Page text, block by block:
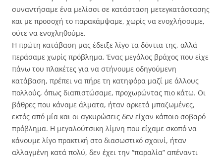
συναντήσαμε ένα μελίσσι σε κατάσταση μετεγκατάστασης
και με προσοχή το παρακάμψαμε, χωρίς να ενοχλήσουμε,
ούτε να ενοχληθούμε.
Η πρώτη κατάβαση μας έδειξε λίγο τα δόντια της, αλλά
περάσαμε χωρίς πρόβλημα. Ένας μεγάλος βράχος που είχε
πάνω του πλακέτες για να στήνουμε οδηγούμενη
κατάβαση, πρέπει να πήρε τη κατηφόρα μαζί με άλλους
πολλούς, όπως διαπιστώσαμε, προχωρώντας πιο κάτω. Οι
βάθρες που κάναμε άλματα, ήταν αρκετά μπαζωμένες,
εκτός από μία και οι αγκυρώσεις δεν είχαν κάποιο σοβαρό
πρόβλημα. Η μεγαλούτσικη λίμνη που είχαμε σκοπό να
κάνουμε λίγο πρακτική στο διασωστικό σχοινί, ήταν
αλλαγμένη κατά πολύ, δεν έχει την “παραλία” απέναντι